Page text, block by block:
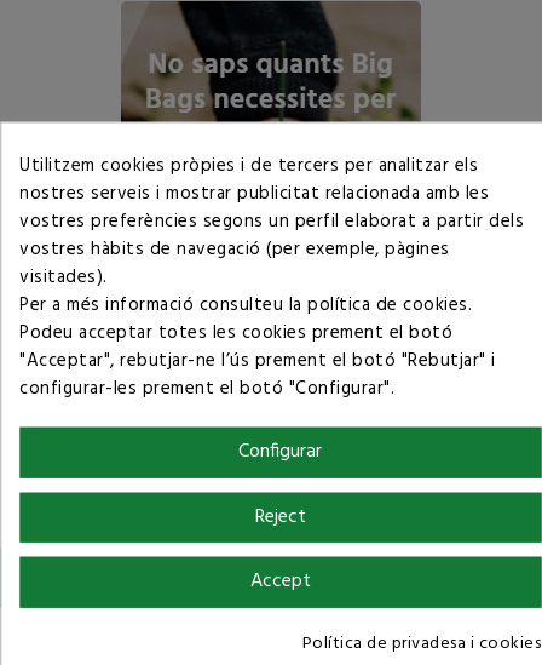
Utilitzem cookies pròpies i de tercers per analitzar els
nostres serveis i mostrar publicitat relacionada amb les
vostres preferències segons un perfil elaborat a partir dels
vostres hàbits de navegació (per exemple, pàgines
visitades).
Per a més informació consulteu la política de cookies.
Podeu acceptar totes les cookies prement el botó
"Acceptar", rebutjar-ne l’ús prement el botó "Rebutjar" i
configurar-les prement el botó "Configurar".
Configurar
Reject
Accept
Política de privadesa i cookies